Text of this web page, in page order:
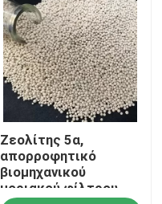
Ζεολίτης 5α,
απορροφητικό
βιομηχανικού
μοριακού φίλτρου